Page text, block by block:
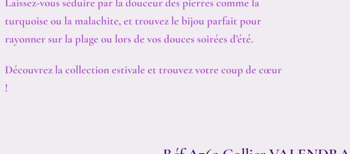
Laissez-vous séduire par la douceur des pierres comme la
turquoise ou la malachite, et trouvez le bijou parfait pour
rayonner sur la plage ou lors de vos douces soirées d’été.
Découvrez la collection estivale et trouvez votre coup de cœur
!